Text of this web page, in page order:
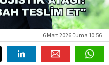
6 Mart 2026 Cuma 10:56